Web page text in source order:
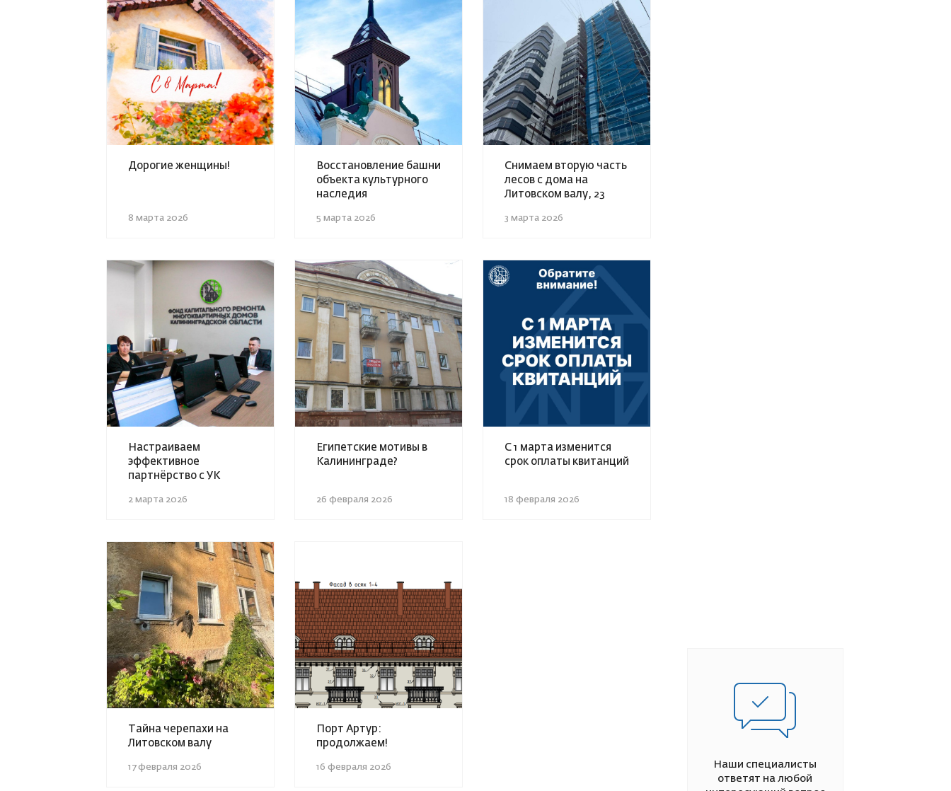
Дорогие женщины!
8 марта 2026
Восстановление башни
объекта культурного
наследия
5 марта 2026
Снимаем вторую часть
лесов с дома на
Литовском валу, 23
3 марта 2026
Настраиваем
эффективное
партнёрство с УК
2 марта 2026
Египетские мотивы в
Калининграде?
26 февраля 2026
С 1 марта изменится
срок оплаты квитанций
18 февраля 2026
Тайна черепахи на
Литовском валу
17 февраля 2026
Порт Артур:
продолжаем!
16 февраля 2026
Наши специалисты
ответят на любой